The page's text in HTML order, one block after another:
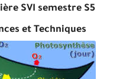
SVI semestre S5
et Techniques